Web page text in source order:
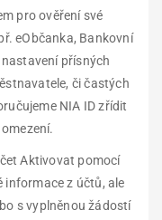
pro ověření své
eObčanka, Bankovní
přísných
či častých
NIA ID zřídit
Aktivovat pomocí
informace z účtů, ale
s vyplněnou žádostí